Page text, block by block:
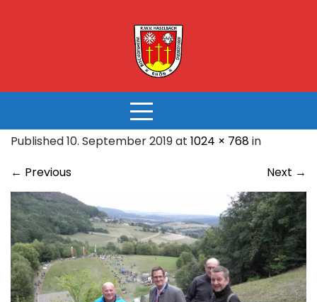
Published 10. September 2019 at 1024 × 768in
← Previous Next →